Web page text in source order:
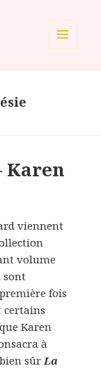
Karen
viennent
volume
sont
fois
certains
Karen
à
bien sûrLa